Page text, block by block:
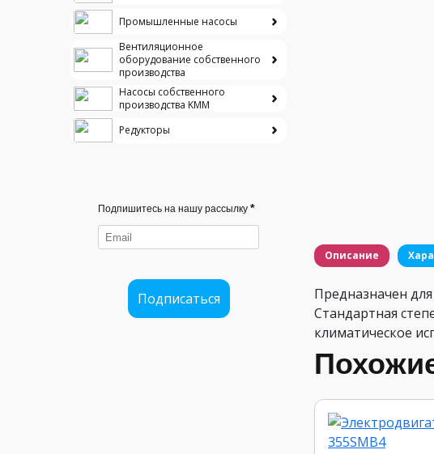
Промышленные насосы
Вентиляционное
оборудование собственного
производства
Насосы собственного
производства KMM
Редукторы
Подпишитесь на нашу рассылку *
Подписаться
Описание
Предназначен
Стандартная
климатическое